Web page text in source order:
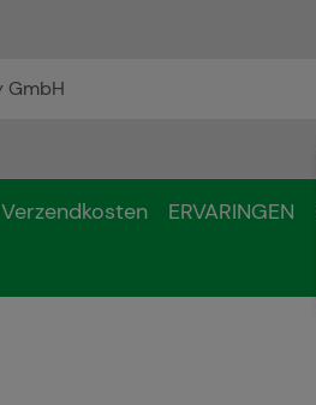
Verzendkosten ERVARINGEN